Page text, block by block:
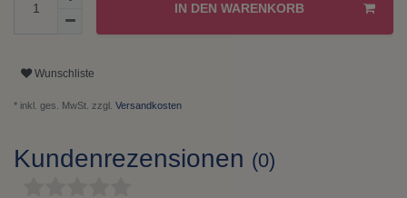
IN DEN WARENKORB
Wunschliste
* inkl. ges. MwSt. zzgl. Versandkosten
Kundenrezensionen (0)